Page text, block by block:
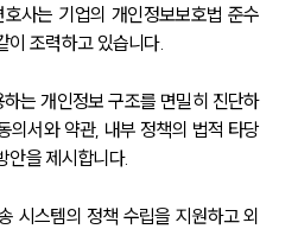
사는 기업의 개인정보보호법 준수
이 조력하고 있습니다.
는 개인정보 구조를 면밀히 진단하
의서와 약관, 내부 정책의 법적 타당
안을 제시합니다.
시스템의 정책 수립을 지원하고 외